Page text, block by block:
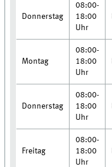
Donnerstag
08:00-
18:00
Uhr
Montag
08:00-
18:00
Uhr
Donnerstag
08:00-
18:00
Uhr
Freitag
08:00-
18:00
Uhr